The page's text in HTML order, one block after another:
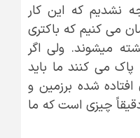
نشدیم که این کار
می کنیم که باکتری
میشوند. ولی اگر
پاک می کنند ما باید
شده برزمین و
چیزی است که ما